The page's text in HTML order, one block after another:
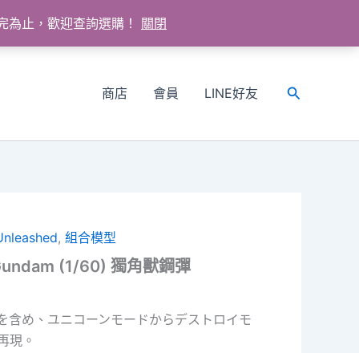
為止，歡迎查詢選購！ 關閉
商店 會員 LINE好友
搜
,組合模型
(1/60) 獨角獸鋼彈
め、ユニコーンモードからデストロイモ
現。